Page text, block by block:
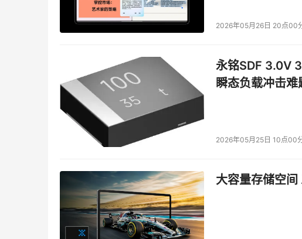
“我们希望让AI像扫码支付一样便利每个人的生活，为老
推动AI服务普惠化，让AI技术发展的红利惠及更多人。同
蚂蚁另一个技术布局重点，是探索下一代隐私计算技术，
2026年05月26日 20点00
永铭SDF 3.0V
瞬态负载冲击难
2026年05月25日 10点00
大容量存储空